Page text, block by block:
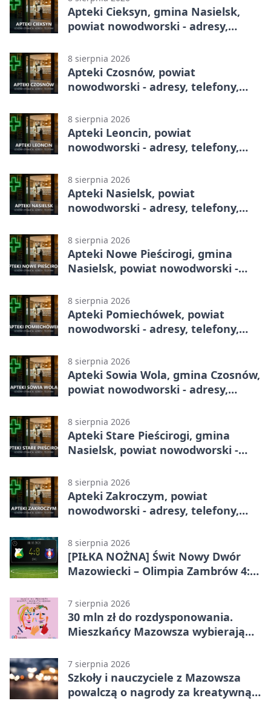
Apteki Cieksyn, gmina Nasielsk,
powiat nowodworski - adresy,
8 sierpnia 2026
Apteki Czosnów, powiat
nowodworski - adresy, telefony,
8 sierpnia 2026
Apteki Leoncin, powiat
nowodworski - adresy, telefony,
8 sierpnia 2026
Apteki Nasielsk, powiat
nowodworski - adresy, telefony,
8 sierpnia 2026
Apteki Nowe Pieścirogi, gmina
Nasielsk, powiat nowodworski -
8 sierpnia 2026
Apteki Pomiechówek, powiat
nowodworski - adresy, telefony,
8 sierpnia 2026
Apteki Sowia Wola, gmina Czosnów,
powiat nowodworski - adresy,
8 sierpnia 2026
Apteki Stare Pieścirogi, gmina
Nasielsk, powiat nowodworski -
8 sierpnia 2026
Apteki Zakroczym, powiat
nowodworski - adresy, telefony,
8 sierpnia 2026
[PIŁKA NOŻNA] Świt Nowy Dwór
Mazowiecki – Olimpia Zambrów 4:0
Grupa 1 (Grupa I)
7 sierpnia 2026
30 mln zł do rozdysponowania.
Mieszkańcy Mazowsza wybierają
7 sierpnia 2026
Szkoły i nauczyciele z Mazowsza
powalczą o nagrody za kreatywną